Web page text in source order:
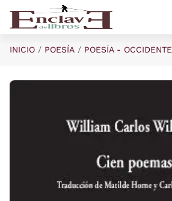
Saltar al contenido principal
INICIO POESÍA POESÍA - OCCIDENTE